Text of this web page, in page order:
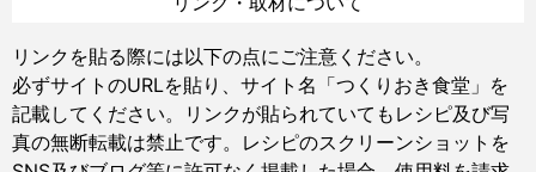
リンクを貼る際には以下の点にご注意ください。
必ずサイトのURLを貼り、サイト名「つくりおき食堂」を
記載してください。リンクが貼られていてもレシピ及び写
真の無断転載は禁止です。レシピのスクリーンショットを